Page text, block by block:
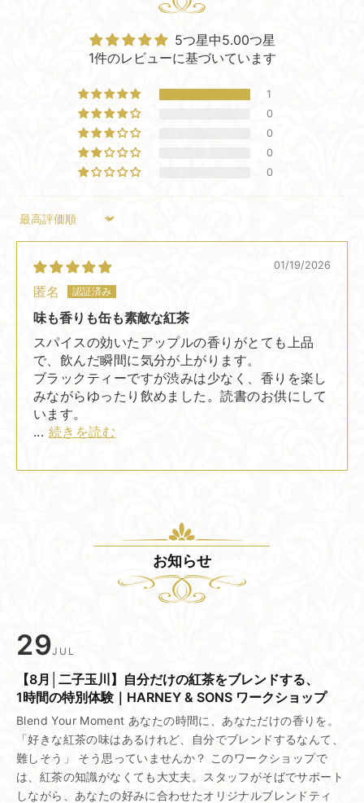
5つ星中5.00つ星
1件のレビューに基づいています
1
0
0
0
0
Sort by
01/19/2026
匿名
味も香りも缶も素敵な紅茶
スパイスの効いたアップルの香りがとても上品
で、飲んだ瞬間に気分が上がります。
ブラックティーですが渋みは少なく、香りを楽し
みながらゆったり飲めました。読書のお供にして
います。
... 続きを読む
お知らせ
29JUL
【8月│二子玉川】​自分だけの​紅茶を​ブレンドする、​
1時間の​特別体験｜HARNEY & SONS ワークショップ
Blend Your Moment あなたの時間に、あなただけの香りを。
「好きな紅茶の味はあるけれど、自分でブレンドするなんて、
難しそう」 そう思っていませんか？ このワークショップで
は、紅茶の知識がなくても大丈夫。スタッフがそばでサポート
しながら、あなたの好みに合わせたオリジナルブレンドティ